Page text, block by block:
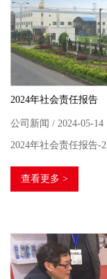
2024年社会责任报告
公司新闻 / 2024-05-14
2024年社会责任报告-2
查看更多 >